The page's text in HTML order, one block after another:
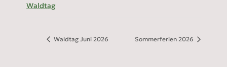
Waldtag
Waldtag Juni 2026 Sommerferien 2026